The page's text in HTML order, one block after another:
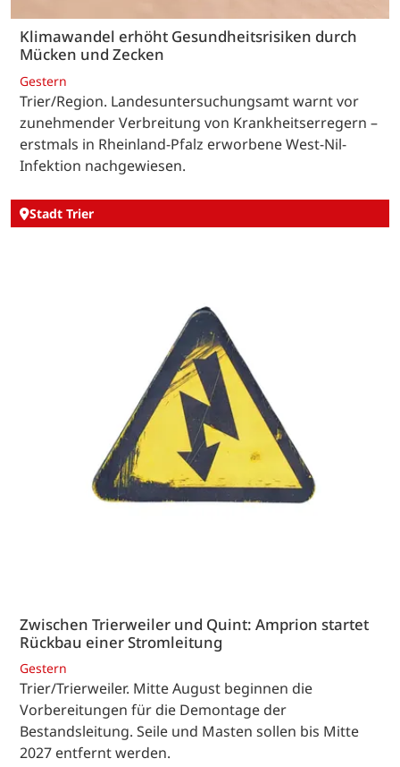
Klimawandel erhöht Gesundheitsrisiken durch
Mücken und Zecken
Gestern
Trier/Region. Landesuntersuchungsamt warnt vor
zunehmender Verbreitung von Krankheitserregern –
erstmals in Rheinland-Pfalz erworbene West-Nil-
Infektion nachgewiesen.
Stadt Trier
Zwischen Trierweiler und Quint: Amprion startet
Rückbau einer Stromleitung
Gestern
Trier/Trierweiler. Mitte August beginnen die
Vorbereitungen für die Demontage der
Bestandsleitung. Seile und Masten sollen bis Mitte
2027 entfernt werden.